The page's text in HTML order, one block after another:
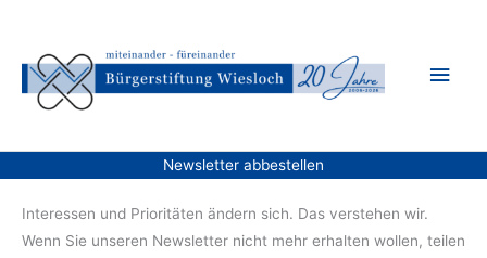
springen
Newsletter abbestellen
Interessen und Prioritäten ändern sich. Das verstehen wir.
Wenn Sie unseren Newsletter nicht mehr erhalten wollen, teilen